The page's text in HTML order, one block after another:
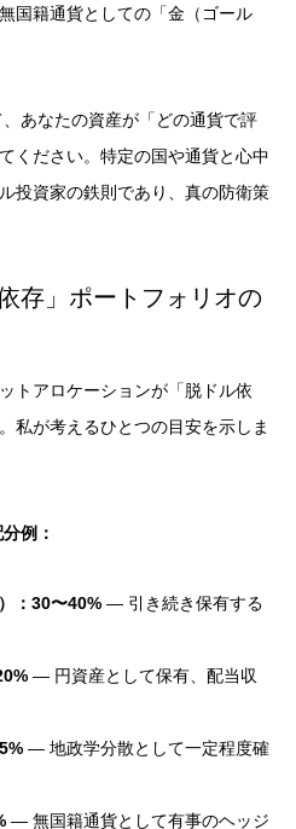
国籍通貨としての「金（ゴール
あなたの資産が「どの通貨で評
ください。特定の国や通貨と心中
投資家の鉄則であり、真の防衛策
存」ポートフォリオの
トアロケーションが「脱ドル依
私が考えるひとつの目安を示しま
例：
：30〜40% — 引き続き保有する
— 円資産として保有、配当収
— 地政学分散として一定程度確
— 無国籍通貨として有事のヘッジ